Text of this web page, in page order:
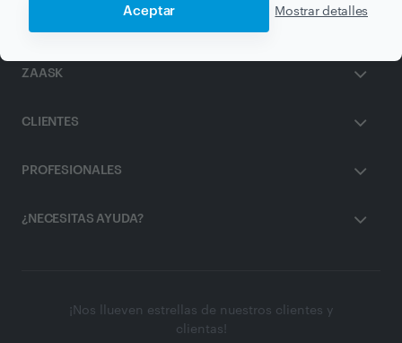
Aceptar Mostrar detalles
ZAASK
CLIENTES
PROFESIONALES
¿NECESITAS AYUDA?
¡Nos llueven estrellas de nuestros clientes y
clientas!